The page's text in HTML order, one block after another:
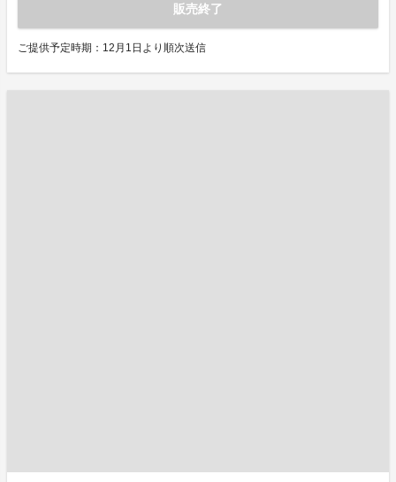
販売終了
ご提供予定時期：12月1日より順次送信